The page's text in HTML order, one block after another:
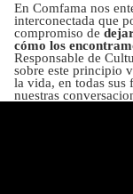
En Comfama nos
interconectada que
compromiso de
cómo los
Responsable de
sobre este principio
la vida, en todas sus
nuestras